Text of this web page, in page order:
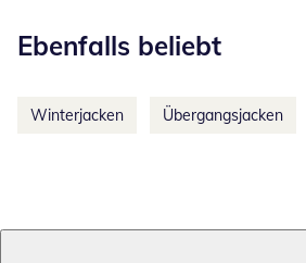
Ebenfalls beliebt
Winterjacken Übergangsjacken